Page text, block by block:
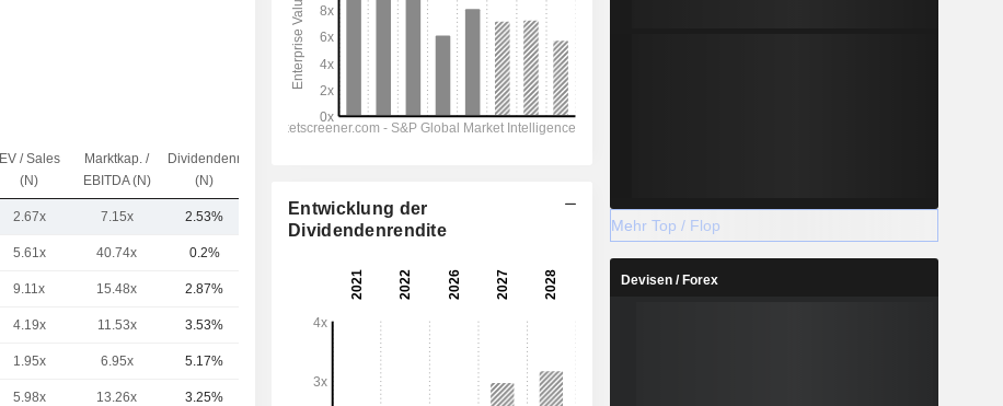
EV / Sales
(N)
Marktkap. /
EBITDA (N)
Dividendenrendite
(N)
2.67x 7.15x 2.53% 28.04 Mrd.
5.61x 40.74x 0.2%
9.11x 15.48x 2.87%
4.19x 11.53x 3.53% 154 Mrd.
1.95x 6.95x 5.17%
5.98x 13.26x 3.25%
Entwicklung der
Dividendenrendite
Mehr Top / Flop
Devisen / Forex